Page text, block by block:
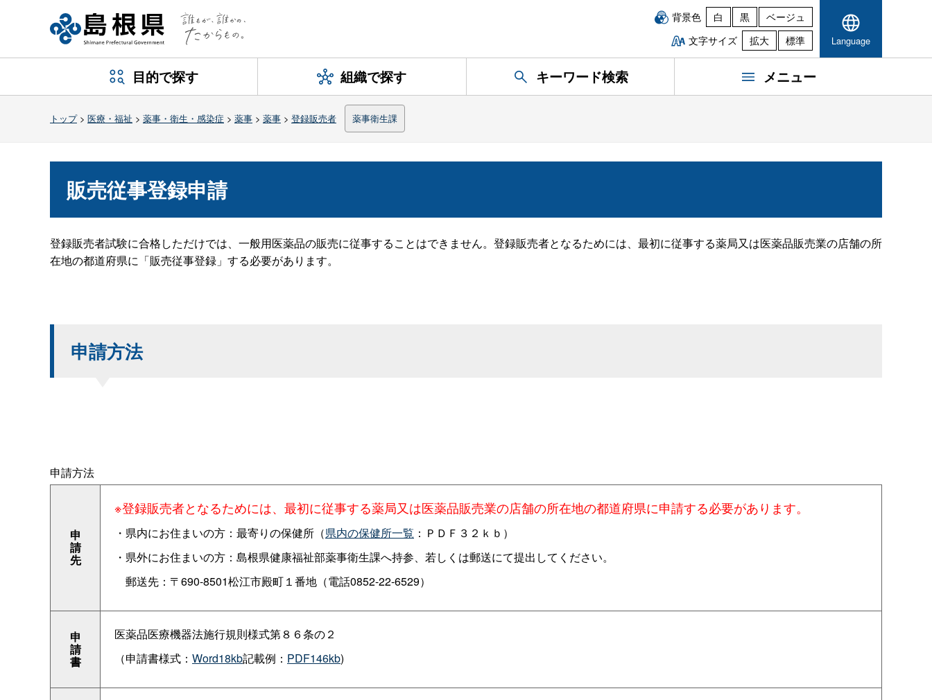
背景色 白 黒
ベージュ
文字サイズ
拡大 標準 Language
目的で探す 組織で探す キーワード検索 メニュー
トップ> 医療・福祉 > 薬事・衛生・感染症 > 薬事 > 薬事 > 登録販売者 薬事衛生課
販売従事登録申請
登録販売者試験に合格しただけでは、一般用医薬品の販売に従事することはできません。登録販売者となるためには、最初に従事する薬局又は医薬品販売業の店舗の所
在地の都道府県に「販売従事登録」する必要があります。
申請方法
申請方法
申
請
先
※登録販売者となるためには、最初に従事する薬局又は医薬品販売業の店舗の所在地の都道府県に申請する必要があります。
・県内にお住まいの方：最寄りの保健所（県内の保健所一覧 ：ＰＤＦ３２ｋｂ）
・県外にお住まいの方：島根県健康福祉部薬事衛生課へ持参、若しくは郵送にて提出してください。
郵送先：〒690-8501松江市殿町１番地（電話0852-22-6529）
申
請
書
医薬品医療機器法施行規則様式第８６条の２
（申請書様式： Word18kb記載例： PDF146kb)